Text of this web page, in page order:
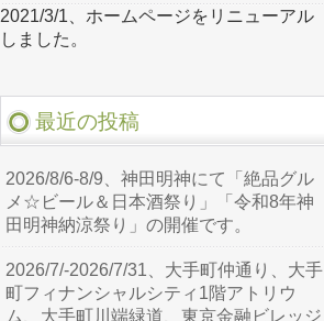
2021/3/1、ホームページをリニューアル
しました。
最近の投稿
2026/8/6-8/9、神田明神にて「絶品グル
メ☆ビール＆日本酒祭り」「令和8年神
田明神納涼祭り」の開催です。
2026/7/-2026/7/31、大手町仲通り、大手
町フィナンシャルシティ1階アトリウ
ム、大手町川端緑道、東京金融ビレッジ